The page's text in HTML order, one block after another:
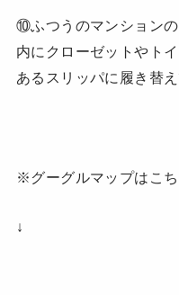
⑩ふつうのマンション
内にクローゼットやト
あるスリッパに履き替
※グーグルマップはこち
↓